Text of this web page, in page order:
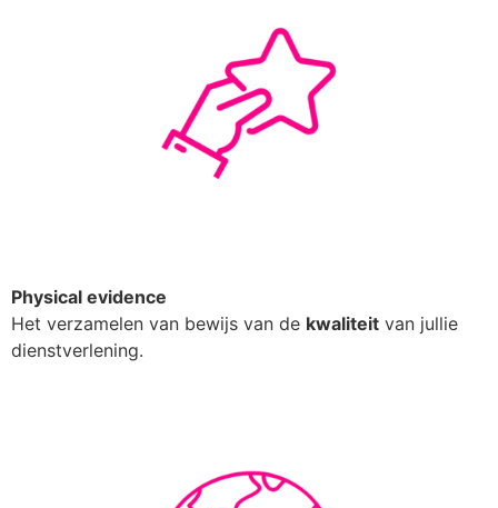
Physical evidence
Het verzamelen van bewijs van de kwaliteit van jullie
dienstverlening.